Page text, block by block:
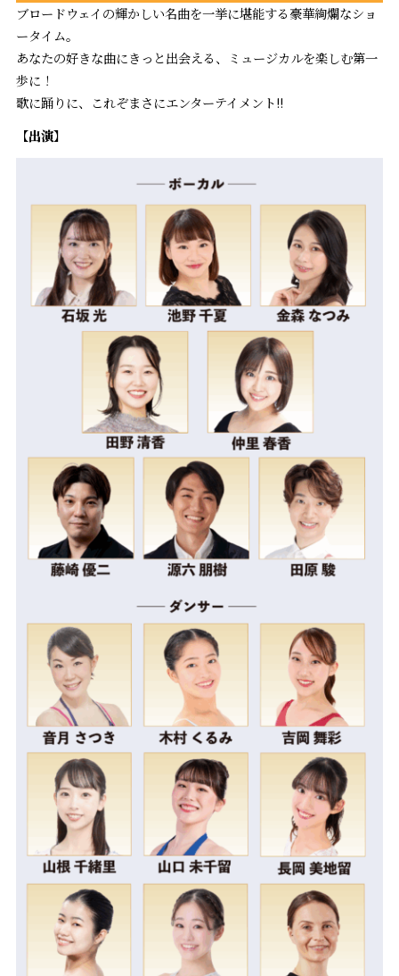
ブロードウェイの輝かしい名曲を一挙に堪能する豪華絢爛なショ
ータイム。
あなたの好きな曲にきっと出会える、ミュージカルを楽しむ第一
歩に！
歌に踊りに、これぞまさにエンターテイメント!!
【出演】